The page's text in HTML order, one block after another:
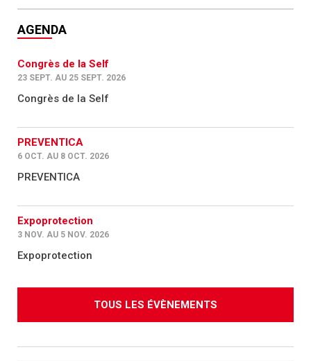
AGENDA
Congrès de la Self
23 SEPT. AU 25 SEPT. 2026
Congrès de la Self
PREVENTICA
6 OCT. AU 8 OCT. 2026
PREVENTICA
Expoprotection
3 NOV. AU 5 NOV. 2026
Expoprotection
TOUS LES ÉVÈNEMENTS